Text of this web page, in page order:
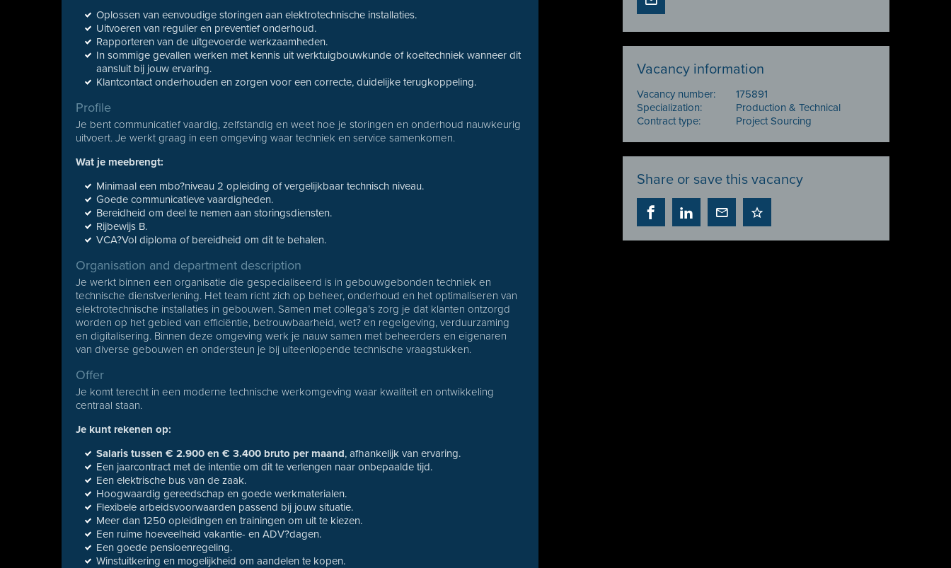
Oplossen van eenvoudige storingen aan elektrotechnische installaties.
Uitvoeren van regulier en preventief onderhoud.
Rapporteren van de uitgevoerde werkzaamheden.
In sommige gevallen werken met kennis uit werktuigbouwkunde of koeltechniek wanneer dit
aansluit bij jouw ervaring.
Klantcontact onderhouden en zorgen voor een correcte, duidelijke terugkoppeling.
Profile
Je bent communicatief vaardig, zelfstandig en weet hoe je storingen en onderhoud nauwkeurig
uitvoert. Je werkt graag in een omgeving waar techniek en service samenkomen.
Wat je meebrengt:
Minimaal een mbo?niveau 2 opleiding of vergelijkbaar technisch niveau.
Goede communicatieve vaardigheden.
Bereidheid om deel te nemen aan storingsdiensten.
Rijbewijs B.
VCA?Vol diploma of bereidheid om dit te behalen.
Organisation and department description
Je werkt binnen een organisatie die gespecialiseerd is in gebouwgebonden techniek en
technische dienstverlening. Het team richt zich op beheer, onderhoud en het optimaliseren van
elektrotechnische installaties in gebouwen. Samen met collega’s zorg je dat klanten ontzorgd
worden op het gebied van efficiëntie, betrouwbaarheid, wet? en regelgeving, verduurzaming
en digitalisering. Binnen deze omgeving werk je nauw samen met beheerders en eigenaren
van diverse gebouwen en ondersteun je bij uiteenlopende technische vraagstukken.
Offer
Je komt terecht in een moderne technische werkomgeving waar kwaliteit en ontwikkeling
centraal staan.
Je kunt rekenen op:
Salaris tussen € 2.900 en € 3.400 bruto per maand, afhankelijk van ervaring.
Een jaarcontract met de intentie om dit te verlengen naar onbepaalde tijd.
Een elektrische bus van de zaak.
Hoogwaardig gereedschap en goede werkmaterialen.
Flexibele arbeidsvoorwaarden passend bij jouw situatie.
Meer dan 1250 opleidingen en trainingen om uit te kiezen.
Een ruime hoeveelheid vakantie- en ADV?dagen.
Een goede pensioenregeling.
Winstuitkering en mogelijkheid om aandelen te kopen.
Vacancy information
Vacancy number:
175891
Specialization:
Production & Technical
Contract type:
Project Sourcing
Share or save this vacancy